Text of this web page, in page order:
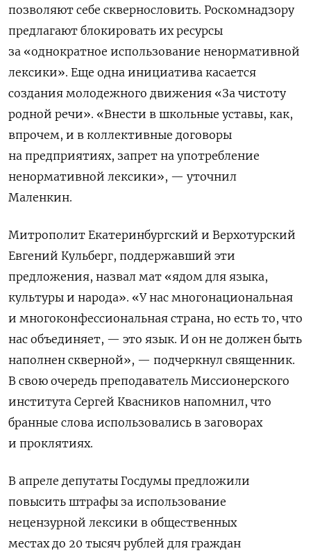
позволяют себе сквернословить. Роскомнадзору
предлагают блокировать их ресурсы
за «однократное использование ненормативной
лексики». Еще одна инициатива касается
создания молодежного движения «За чистоту
родной речи». «Внести в школьные уставы, как,
впрочем, и в коллективные договоры
на предприятиях, запрет на употребление
ненормативной лексики», — уточнил
Маленкин.
Митрополит Екатеринбургский и Верхотурский
Евгений Кульберг, поддержавший эти
предложения, назвал мат «ядом для языка,
культуры и народа». «У нас многонациональная
и многоконфессиональная страна, но есть то, что
нас объединяет, — это язык. И он не должен быть
наполнен скверной», — подчеркнул священник.
В свою очередь преподаватель Миссионерского
института Сергей Квасников напомнил, что
бранные слова использовались в заговорах
и проклятиях.
В апреле депутаты Госдумы предложили
повысить штрафы за использование
нецензурной лексики в общественных
местах до 20 тысяч рублей для граждан